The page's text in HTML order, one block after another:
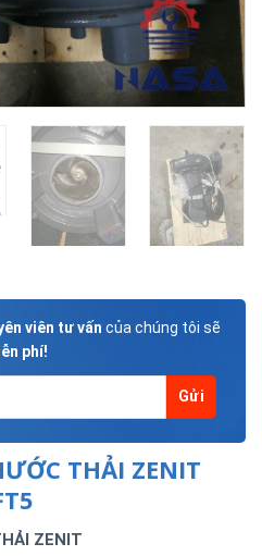
viên tư vấn của chúng tôi sẽ
phí!
THẢI ZENIT
ZENIT